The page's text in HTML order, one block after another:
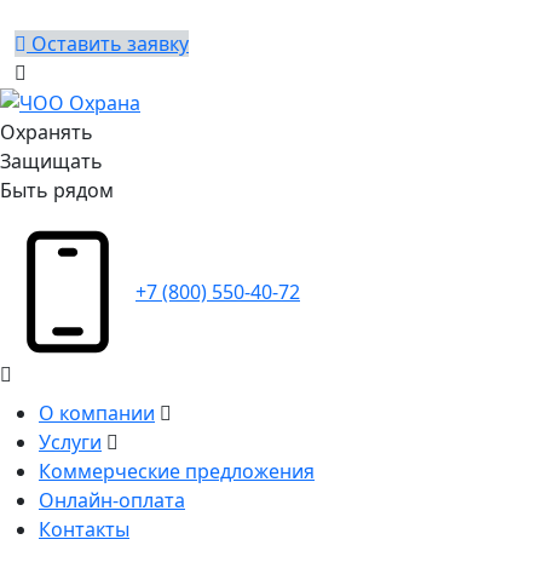
Оставить заявку
Охранять
Защищать
Быть рядом
+7 (800) 550-40-72
О компании
Услуги
Коммерческие предложения
Онлайн-оплата
Контакты